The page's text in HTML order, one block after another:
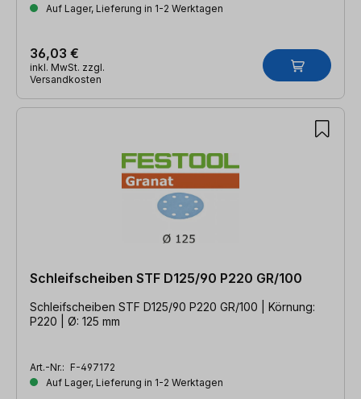
Auf Lager, Lieferung in 1-2 Werktagen
36,03 €
inkl. MwSt. zzgl.
Versandkosten
Schleifscheiben STF D125/90 P220 GR/100
Schleifscheiben STF D125/90 P220 GR/100 | Körnung:
P220 | Ø: 125 mm
Art.-Nr.: F-497172
Auf Lager, Lieferung in 1-2 Werktagen